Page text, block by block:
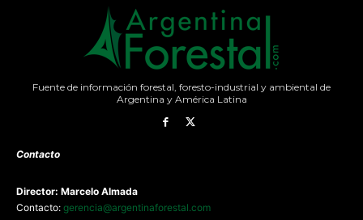
Fuente de información forestal, foresto-industrial y ambiental de
Argentina y América Latina
Contacto
Director: Marcelo Almada
Contacto: gerencia@argentinaforestal.com